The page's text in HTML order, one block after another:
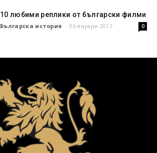
10 любими реплики от български филми
Българска история - 06 януари 2017 0